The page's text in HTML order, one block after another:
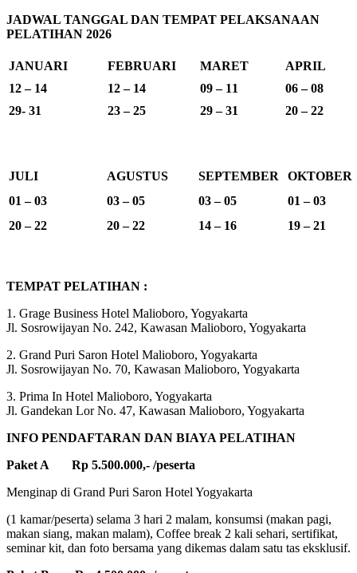
JADWAL TANGGAL DAN TEMPAT PELAKSANAAN
PELATIHAN 2026
JANUARI FEBRUARI MARET
APRIL
12 – 14
12 – 14 09 – 11
06 – 08
29- 31
23 – 25 29 – 31 20 – 22
JULI AGUSTUS SEPTEMBER
OKTOBER
01 – 03
03 – 05 03 – 05
01 – 03
20 – 22
20 – 22 14 – 16 19 – 21
TEMPAT PELATIHAN :
1. Grage Business Hotel Malioboro, Yogyakarta
Jl. Sosrowijayan No. 242, Kawasan Malioboro, Yogyakarta
2. Grand Puri Saron Hotel Malioboro, Yogyakarta
Jl. Sosrowijayan No. 70, Kawasan Malioboro, Yogyakarta
3. Prima In Hotel Malioboro, Yogyakarta
Jl. Gandekan Lor No. 47, Kawasan Malioboro, Yogyakarta
INFO PENDAFTARAN DAN BIAYA PELATIHAN
Paket A Rp 5.500.000,- /peserta
Menginap di Grand Puri Saron Hotel Yogyakarta
(1 kamar/peserta) selama 3 hari 2 malam, konsumsi (makan pagi,
makan siang, makan malam), Coffee break 2 kali sehari, sertifikat,
seminar kit, dan foto bersama yang dikemas dalam satu tas eksklusif.